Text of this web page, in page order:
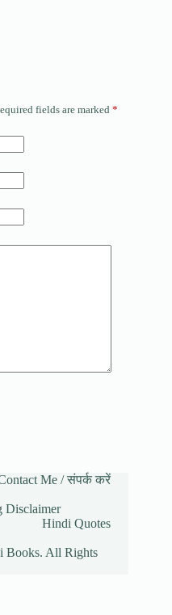
fields are marked *
Me / संपर्क करें
Disclaimer
Hindi Quotes
Books. All Rights